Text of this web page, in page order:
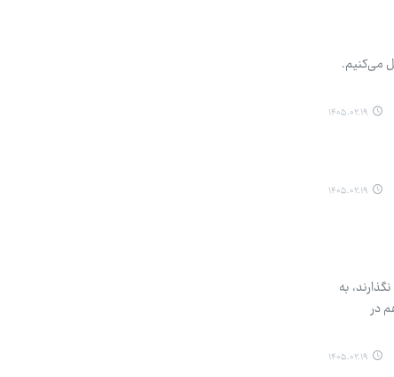
می‌کنیم.
۱۴۰۵.۰۲.۱۹
۱۴۰۵.۰۲.۱۹
به
در
۱۴۰۵.۰۲.۱۹